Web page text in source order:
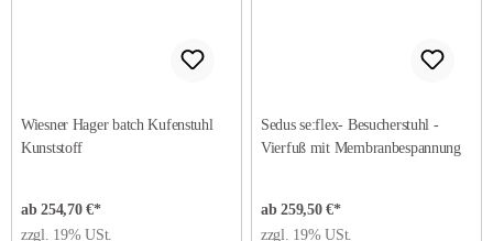
Wiesner Hager batch Kufenstuhl
Kunststoff
ab 254,70 €*
zzgl. 19% USt.
Sedus se:flex- Besucherstuhl -
Vierfuß mit Membranbespannung
ab 259,50 €*
zzgl. 19% USt.